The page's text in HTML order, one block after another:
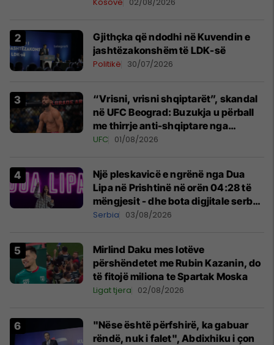
Gjithçka që ndodhi në Kuvendin e
jashtëzakonshëm të LDK-së
Politikë 30/07/2026
“Vrisni, vrisni shqiptarët”, skandal
në UFC Beograd: Buzukja u përball
me thirrje anti-shqiptare nga
tribunat
UFC 01/08/2026
Një pleskavicë e ngrënë nga Dua
Lipa në Prishtinë në orën 04:28 të
mëngjesit - dhe bota digjitale serbe
shpall gjendjen e luftës
Serbia 03/08/2026
Mirlind Daku mes lotëve
përshëndetet me Rubin Kazanin, do
të fitojë miliona te Spartak Moska
Ligat tjera 02/08/2026
"Nëse është përfshirë, ka gabuar
rëndë, nuk i falet", Abdixhiku i çon